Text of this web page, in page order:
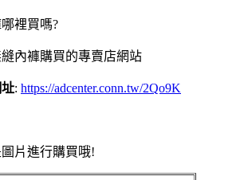
裡買嗎?
內褲購買的專賣店網站
: https://adcenter.conn.tw/2Qo9K
片進行購買哦!